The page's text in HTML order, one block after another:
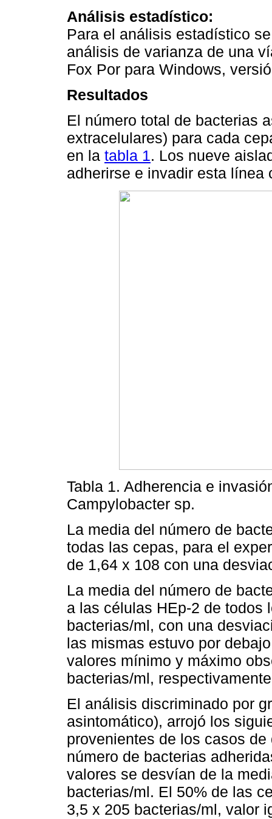
Análisis estadístico:
Para el análisis estadístico
análisis de varianza de una
Fox Por para Windows,
Resultados
El número total de bacterias
extracelulares) para cada
en la tabla 1. Los nueve
adherirse e invadir esta línea
Tabla 1. Adherencia e
Campylobacter sp.
La media del número de
todas las cepas, para el
de 1,64 x 108 con una
La media del número de
a las células HEp-2 de todos
bacterias/ml, con una
las mismas estuvo por
valores mínimo y máximo
bacterias/ml,
El análisis discriminado por
asintomático), arrojó los
provenientes de los casos
número de bacterias
valores se desvían de la
bacterias/ml. El 50% de las
3,5 x 205 bacterias/ml, valor